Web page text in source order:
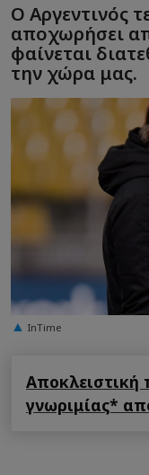
Ο Αργεντινός
αποχωρήσει
φαίνεται
την χώρα μας.
InTime
γνωριμίας*